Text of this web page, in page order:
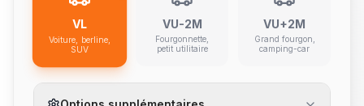
VL
Voiture, berline,
SUV
VU-2M
Fourgonnette,
petit utilitaire
VU+2M
Grand fourgon,
camping-car